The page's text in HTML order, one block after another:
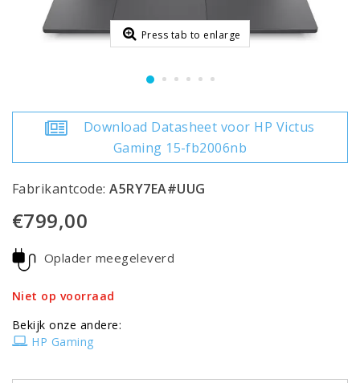
Press tab to enlarge
Download Datasheet voor HP Victus
Gaming 15-fb2006nb
Fabrikantcode:A5RY7EA#UUG
€799,00
Oplader meegeleverd
Niet op voorraad
Bekijk onze andere:
HP Gaming